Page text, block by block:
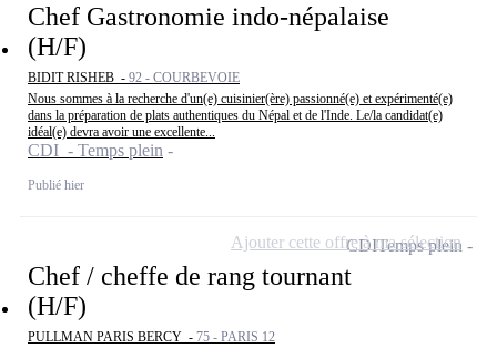
Chef Gastronomie indo-népalaise
(H/F)
BIDIT RISHEB - 92 - COURBEVOIE
Nous sommes à la recherche d'un(e) cuisinier(ère) passionné(e) et expérimenté(e)
dans la préparation de plats authentiques du Népal et de l'Inde. Le/la candidat(e)
idéal(e) devra avoir une excellente...
CDI - Temps plein
Publié hier
Chef / cheffe de rang tournant
(H/F)
PULLMAN PARIS BERCY - 75 - PARIS 12
CDITemps plein
Ajouter cette offre à ma sélection